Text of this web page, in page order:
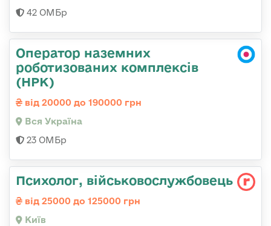
42 ОМБр
Оператор наземних
роботизованих комплексів
(НРК)
від 20000 до 190000 грн
Вся Україна
23 ОМБр
Психолог, військовослужбовець
від 25000 до 125000 грн
Київ